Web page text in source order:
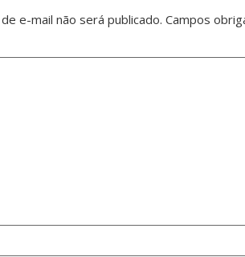
e-mail não será publicado. Campos